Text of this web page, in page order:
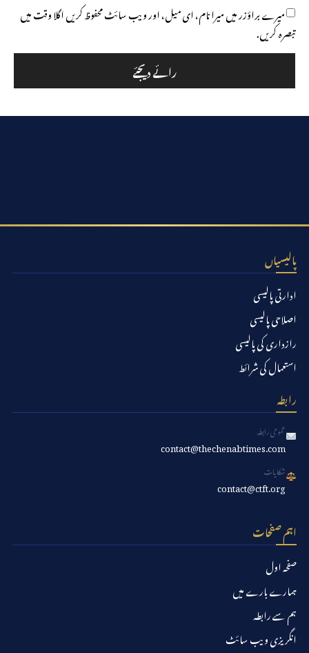
میرے براؤزر میں میرا نام، ای میل، اور ویب سائٹ محفوظ کریں اگلا وقت میں
تبصرہ کریں.
پالیسیاں
ادارتی پالیسی
اصلاحی پالیسی
رازداری کی پالیسی
استعمال کی شرائط
رابطہ
عمومی رابطہ
contact@thechenabtimes.com
شکایات
contact@ctft.org
اہم صفحات
صفحہ اول
ہمارے بارے میں
ہم سے رابطہ
انگریزی ویب سائٹ